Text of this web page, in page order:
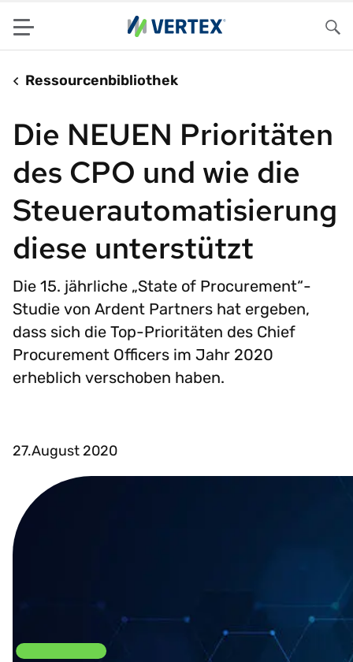
Menu
Ressourcenbibliothek
Die NEUEN Prioritäten
des CPO und wie die
Steuerautomatisierung
diese unterstützt
Die 15. jährliche „State of Procurement“-
Studie von Ardent Partners hat ergeben,
dass sich die Top-Prioritäten des Chief
Procurement Officers im Jahr 2020
erheblich verschoben haben.
27.August 2020